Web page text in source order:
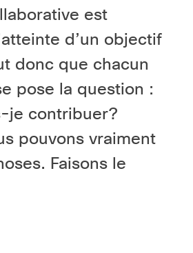
est
d’un objectif
donc que chacun
pose la question :
je contribuer?
pouvons vraiment
Faisons le